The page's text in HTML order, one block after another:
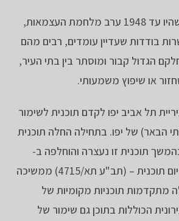
מבתי הבאר הרבים שהיו עד 1948 ערב מלחמת העצמאות,
בודדות שעדיין עומדים, רבים מהם
הגדול קבור ומוסתר בין בתי העיר,
או שיפוץ משמעותי.
תל אביב יפו לקדם תוכנית לשימור
הבאר) של יפו. בתחילה החלה תוכנית
תא/4065), בהמשך תוכנית זו נעצרה והוחלפה ב-
(תב"ע תא/4715). כיום תוכנית – (תב"ע תא/4715) ממשיכה
מתקדמות תוכניות מקומיות של
הכוללות בתוכן גם שימור של